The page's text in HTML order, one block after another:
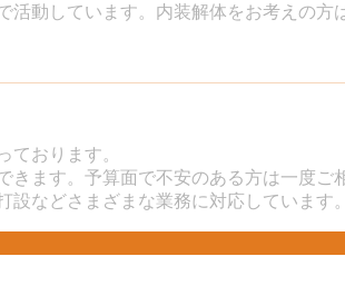
動しています。内装解体をお考えの方
ております。
ます。予算面で不安のある方は一度ご
などさまざまな業務に対応しています